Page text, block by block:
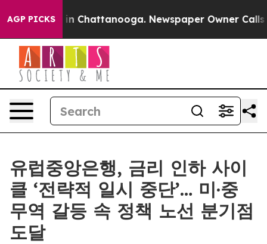
AGP PICKS
Chaos in Chattanooga. Newspaper Owner Calls the
유럽중앙은행, 금리 인하 사이
클 ‘전략적 일시 중단’… 미·중
무역 갈등 속 정책 노선 분기점
도달